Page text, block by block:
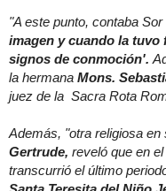
"A este punto, contaba Sor
imagen y cuando la tuvo
signos de conmoción'.
la hermana Mons.
juez de la Sacra Rota
Además, "otra religiosa
Gertrude, reveló que en
transcurrió el último